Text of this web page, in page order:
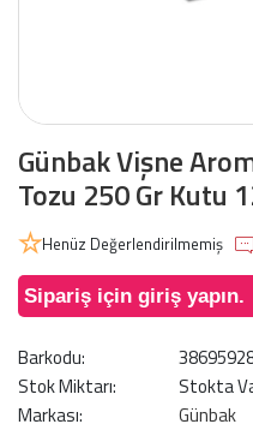
Günbak Vişne
Tozu 250 Gr Kutu
Henüz Değerlendirilmemiş
Sipariş için giriş yapın.
Barkodu:
Stok Miktarı:
Stokta
Markası:
Günbak